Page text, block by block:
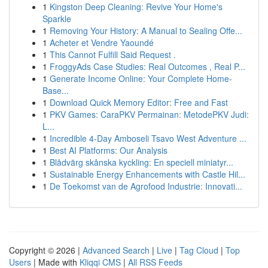
1 Kingston Deep Cleaning: Revive Your Home's
Sparkle
1 Removing Your History: A Manual to Sealing Offe...
1 Acheter et Vendre Yaoundé
1 This Cannot Fulfill Said Request .
1 FroggyAds Case Studies: Real Outcomes , Real P...
1 Generate Income Online: Your Complete Home-
Base...
1 Download Quick Memory Editor: Free and Fast
1 PKV Games: CaraPKV Permainan: MetodePKV Judi:
L...
1 Incredible 4-Day Amboseli Tsavo West Adventure ...
1 Best AI Platforms: Our Analysis
1 Blådvärg skånska kyckling: En speciell miniatyr...
1 Sustainable Energy Enhancements with Castle Hil...
1 De Toekomst van de Agrofood Industrie: Innovati...
Copyright © 2026 | Advanced Search | Live | Tag Cloud | Top
Users | Made with Kliqqi CMS | All RSS Feeds